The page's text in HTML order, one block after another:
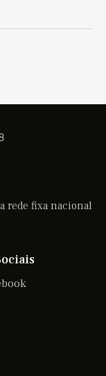
rede fixa nacional